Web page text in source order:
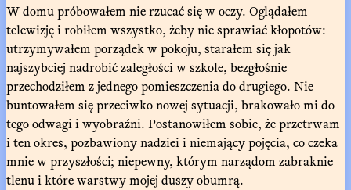
W domu próbowałem nie rzucać się w oczy. Oglądałem
telewizję i robiłem wszystko, żeby nie sprawiać kłopotów:
utrzymywałem porządek w pokoju, starałem się jak
najszybciej nadrobić zaległości w szkole, bezgłośnie
przechodziłem z jednego pomieszczenia do drugiego. Nie
buntowałem się przeciwko nowej sytuacji, brakowało mi do
tego odwagi i wyobraźni. Postanowiłem sobie, że przetrwam
i ten okres, pozbawiony nadziei i niemający pojęcia, co czeka
mnie w przyszłości; niepewny, którym narządom zabraknie
tlenu i które warstwy mojej duszy obumrą.